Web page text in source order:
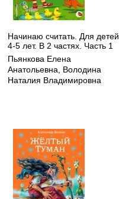
Начинаю считать. Для детей
4-5 лет. В 2 частях. Часть 1
Пьянкова Елена
Анатольевна
Володина
Наталия Владимировна